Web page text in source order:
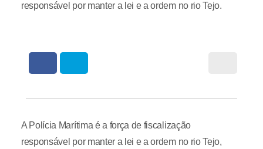
responsável por manter a lei e a ordem no rio Tejo.
A Polícia Marítima é a força de fiscalização
responsável por manter a lei e a ordem no rio Tejo,